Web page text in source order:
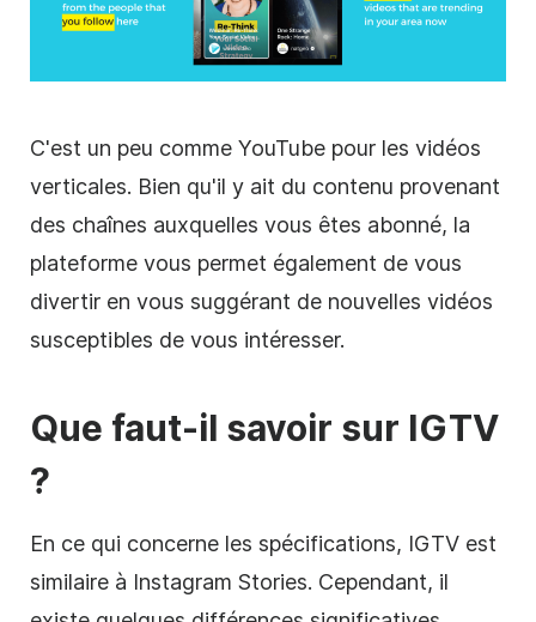
C'est un peu comme YouTube pour les vidéos
verticales. Bien qu'il y ait du contenu provenant
des chaînes auxquelles vous êtes abonné, la
plateforme vous permet également de vous
divertir en vous suggérant de nouvelles vidéos
susceptibles de vous intéresser.
Que faut-il savoir sur IGTV
?
En ce qui concerne les spécifications, IGTV est
similaire à Instagram Stories. Cependant, il